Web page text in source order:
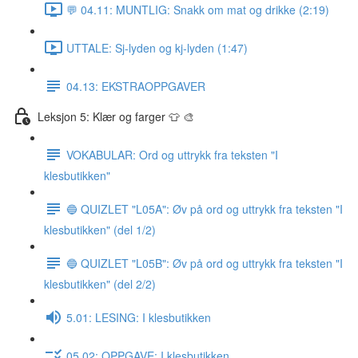
💬 04.11: MUNTLIG: Snakk om mat og drikke (2:19)
UTTALE: Sj-lyden og kj-lyden (1:47)
04.13: EKSTRAOPPGAVER
Leksjon 5: Klær og farger 👕 🎨
VOKABULAR: Ord og uttrykk fra teksten "I
klesbutikken"
🔵 QUIZLET "L05A": Øv på ord og uttrykk fra teksten "I
klesbutikken" (del 1/2)
🔵 QUIZLET "L05B": Øv på ord og uttrykk fra teksten "I
klesbutikken" (del 2/2)
5.01: LESING: I klesbutikken